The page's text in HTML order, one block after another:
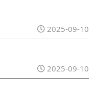
2025-09-10
2025-09-10